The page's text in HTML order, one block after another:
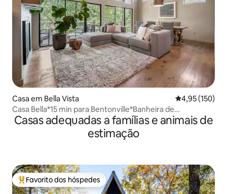
Casa em Bella Vista Classificação
4,95 (150)
Casa Bella*15 min para Bentonville*Banheira de
hidromassagem*
Casas adequadas a famílias e animais de
estimação
Favoritos dos hóspedes mais apreciados
Favorito dos hóspedes